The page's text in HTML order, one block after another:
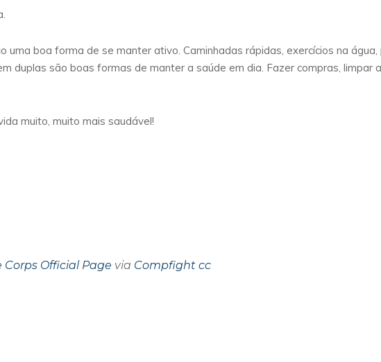
boa forma de se manter ativo. Caminhadas rápidas, exercícios na água,
duplas são boas formas de manter a saúde em dia. Fazer compras, limpar
muito, muito mais saudável!
Official Page via Compfight cc